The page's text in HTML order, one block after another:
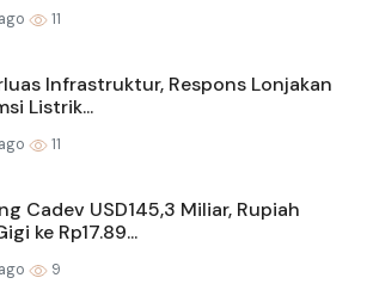
11
Infrastruktur, Respons Lonjakan
Listrik...
11
Cadev USD145,3 Miliar, Rupiah
ke Rp17.89...
9